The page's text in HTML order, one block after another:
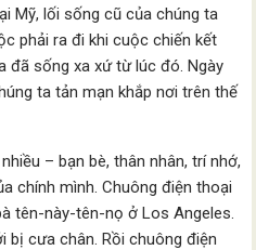
Mỹ, lối sống cũ của chúng ta
phải ra đi khi cuộc chiến kết
đã sống xa xứ từ lúc đó. Ngày
ta tản mạn khắp nơi trên thế
– bạn bè, thân nhân, trí nhớ,
chính mình. Chuông điện thoại
tên-này-tên-nọ ở Los Angeles.
bị cưa chân. Rồi chuông điện